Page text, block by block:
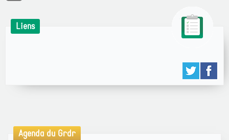
Liens
Agenda du Grdr